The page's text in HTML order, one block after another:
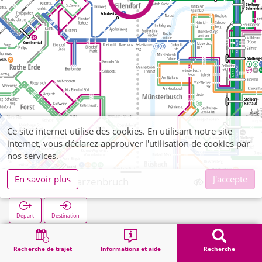
Recherche de trajet Informations et aide Recherche
Atsch Schwarzenbruch
Départ Destination
Démarrage Recherche Atsch Schwarzenbruch
Ce site internet utilise des cookies. En utilisant notre site
internet, vous déclarez approuver l'utilisation de cookies par
nos services.
En savoir plus
J'accepte